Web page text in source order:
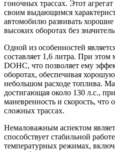
гоночных трассах. Этот агрегат
своим выдающимся
автомобилю развивать хорошие
высоких оборотах без
Одной из особенностей
составляет 1,6 литра. При
DOHC, что позволяет ему
оборотах, обеспечивая
небольшом расходе топлива.
достигающая около 130 л.с.,
маневренность и скорость, что
сложных трассах.
Немаловажным аспектом
способствует стабильной
температурных режимах,